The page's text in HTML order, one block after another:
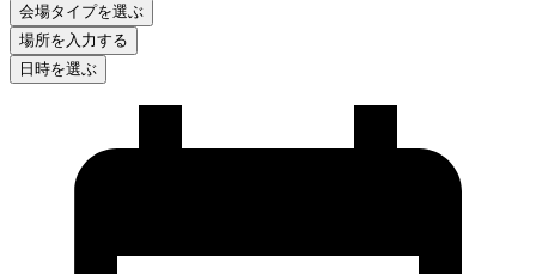
会場タイプを選ぶ
場所を入力する
日時を選ぶ